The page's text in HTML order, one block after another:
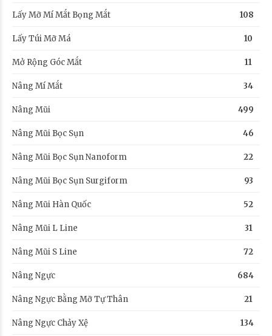
Lấy Mỡ Mí Mắt Bọng Mắt 108
Lấy Túi Mỡ Má 10
Mở Rộng Góc Mắt 11
Nâng Mí Mắt 34
Nâng Mũi 499
Nâng Mũi Bọc Sụn 46
Nâng Mũi Bọc Sụn Nanoform 22
Nâng Mũi Bọc Sụn Surgiform 93
Nâng Mũi Hàn Quốc 52
Nâng Mũi L Line 31
Nâng Mũi S Line 72
Nâng Ngực 684
Nâng Ngực Bằng Mỡ Tự Thân 21
Nâng Ngực Chảy Xệ 134